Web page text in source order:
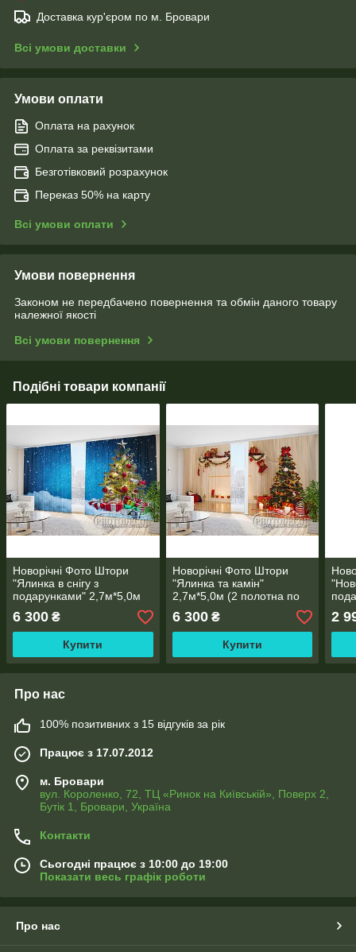
Доставка кур'єром по м. Бровари
Всі умови доставки
Умови оплати
Оплата на рахунок
Оплата за реквізитами
Безготівковий розрахунок
Переказ 50% на карту
Всі умови оплати
Умови повернення
Законом не передбачено повернення та обмін даного товару
належної якості
Всі умови повернення
Подібні товари компанії
Новорічні Фото Штори
"Ялинка в снігу з
подарунками" 2,7м*5,0м
тасьма
6 300 ₴
Купити
Новорічні Фото Штори
"Ялинка та камін"
2,7м*5,0м (2 полотна по
6 300₴
Купити
2
Про нас
100% позитивних з 15 відгуків за рік
Працює з 17.07.2012
м. Бровари
вул. Короленко, 72, ТЦ «Ринок на Київській», Поверх 2,
Бутік 1, Бровари, Україна
Контакти
Сьогодні працює з 10:00 до 19:00
Показати весь графік роботи
Про нас